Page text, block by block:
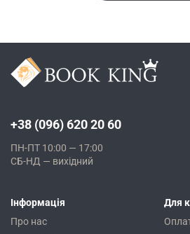
+38 (096) 620 20 60
ПН-ПТ 10:00 — 17:00
СБ-НД — вихідний
Інформація
Про нас
Для